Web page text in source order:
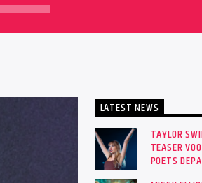
LATEST NEWS
TAYLOR
TEASER
POETS